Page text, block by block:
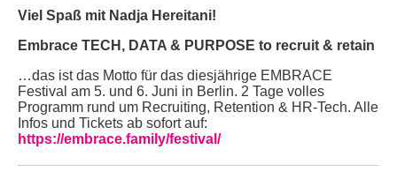
Viel Spaß mit Nadja Hereitani!
Embrace TECH, DATA & PURPOSE to recruit & retain
…das ist das Motto für das diesjährige EMBRACE
Festival am 5. und 6. Juni in Berlin. 2 Tage volles
Programm rund um Recruiting, Retention & HR-Tech. Alle
Infos und Tickets ab sofort auf:
https://embrace.family/festival/